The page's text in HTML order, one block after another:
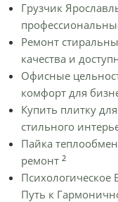
Грузчик
Ремонт
качества и
Офисные
комфорт для
Купить плитку
стильного
Пайка
ремонт 2
Путь к